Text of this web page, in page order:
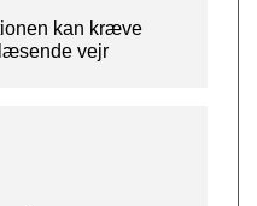
kan kræve
vejr